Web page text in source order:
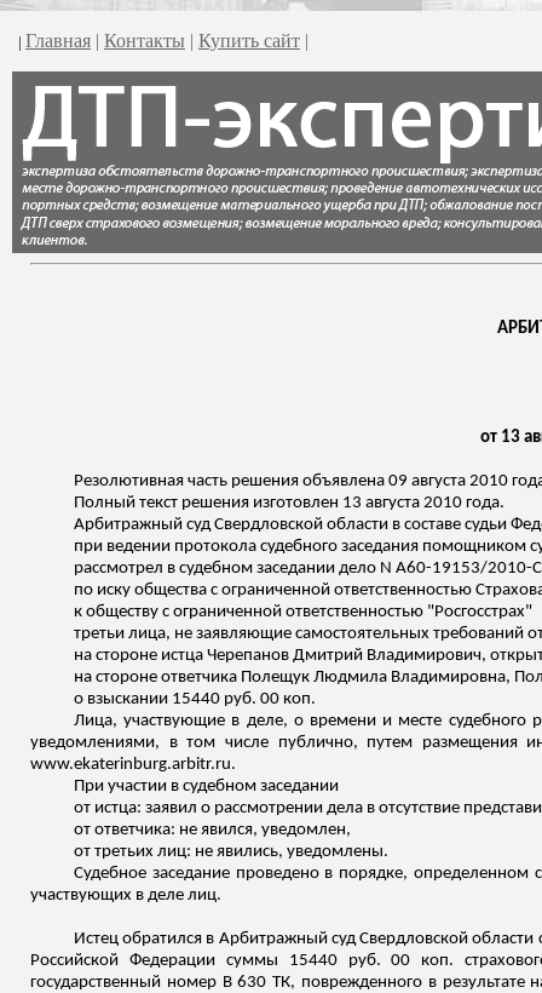
| Главная | Контакты | Купить сайт |
от 13
Резолютивная часть решения объявлена 09 августа 2010
Полный текст решения изготовлен 13 августа 2010 года.
Арбитражный суд Свердловской области в составе судьи
при ведении протокола судебного заседания помощником
рассмотрел в судебном заседании дело N А60-19153/2010-
по иску общества с ограниченной ответственностью
к обществу с ограниченной ответственностью "Росгосстрах"
третьи лица, не заявляющие самостоятельных требований
на стороне истца Черепанов Дмитрий Владимирович,
на стороне ответчика Полещук Людмила Владимировна,
о взыскании 15440 руб. 00 коп.
Лица, участвующие в деле, о времени и месте судебного
уведомлениями, в том числе публично, путем размещения
www.ekaterinburg.arbitr.ru.
При участии в судебном заседании
от истца: заявил о рассмотрении дела в отсутствие
от ответчика: не явился, уведомлен,
от третьих лиц: не явились, уведомлены.
Судебное заседание проведено в порядке, определенном
участвующих в деле лиц.
Истец обратился в Арбитражный суд Свердловской области
Российской Федерации суммы 15440 руб. 00 коп.
государственный номерВ630 ТК, поврежденного в результате